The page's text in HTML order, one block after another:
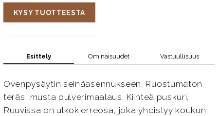
KYSY TUOTTEESTA
Esittely Ominaisuudet Vastuullisuus
Ovenpysäytin seinäasennukseen. Ruostumaton
teräs, musta pulverimaalaus. Kiinteä puskuri.
Ruuvissa on ulkokierreosa, joka yhdistyy koukun